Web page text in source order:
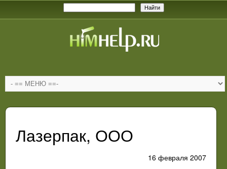
Лазерпак, ООО
16 февраля 2007